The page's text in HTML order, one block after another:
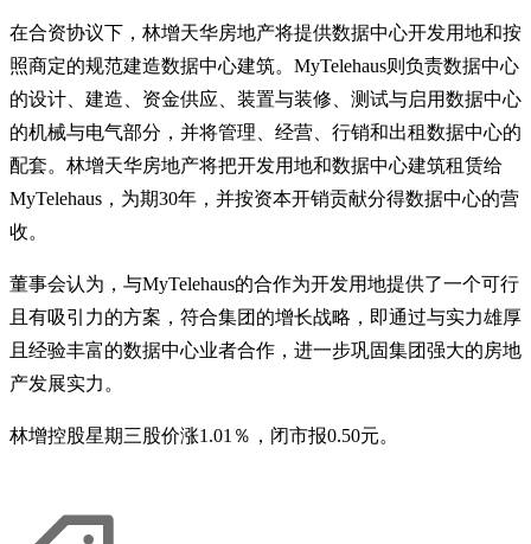
在合资协议下，林增天华房地产将提供数据中心开发用地和按
照商定的规范建造数据中心建筑。MyTelehaus则负责数据中心
的设计、建造、资金供应、装置与装修、测试与启用数据中心
的机械与电气部分，并将管理、经营、行销和出租数据中心的
配套。林增天华房地产将把开发用地和数据中心建筑租赁给
MyTelehaus，为期30年，并按资本开销贡献分得数据中心的营
收。
董事会认为，与MyTelehaus的合作为开发用地提供了一个可行
且有吸引力的方案，符合集团的增长战略，即通过与实力雄厚
且经验丰富的数据中心业者合作，进一步巩固集团强大的房地
产发展实力。
林增控股星期三股价涨1.01％，闭市报0.50元。